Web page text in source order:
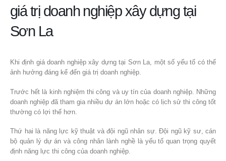
giá trị doanh nghiệp xây dựng tại
Sơn La
Khi định giá doanh nghiệp xây dựng tại Sơn La, một số yếu tố có thể
ảnh hưởng đáng kể đến giá trị doanh nghiệp.
Trước hết là kinh nghiệm thi công và uy tín của doanh nghiệp. Những
doanh nghiệp đã tham gia nhiều dự án lớn hoặc có lịch sử thi công tốt
thường có lợi thế hơn.
Thứ hai là năng lực kỹ thuật và đội ngũ nhân sự. Đội ngũ kỹ sư, cán
bộ quản lý dự án và công nhân lành nghề là yếu tố quan trọng quyết
định năng lực thi công của doanh nghiệp.